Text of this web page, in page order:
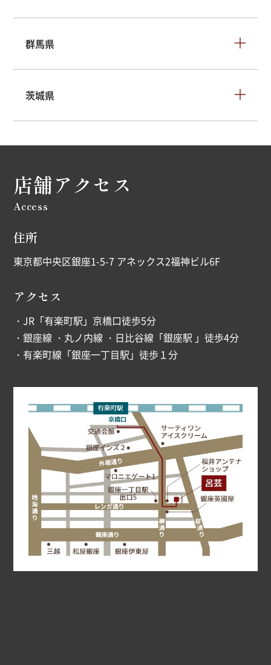
群馬県
茨城県
店舗アクセス
Access
住所
東京都中央区銀座1-5-7 アネックス2福神ビル6F
アクセス
・JR「有楽町駅」京橋口徒歩5分
・銀座線 ・丸ノ内線 ・日比谷線「銀座駅 」徒歩4分
・有楽町線「銀座一丁目駅」徒歩１分